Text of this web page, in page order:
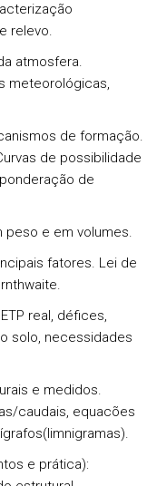
relevo.
atmosfera.
meteorológicas,
de formação.
de possibilidade
de
peso e em volumes.
fatores. Lei de
real, défices,
solo, necessidades
e medidos.
caudais, equacões
e prática):